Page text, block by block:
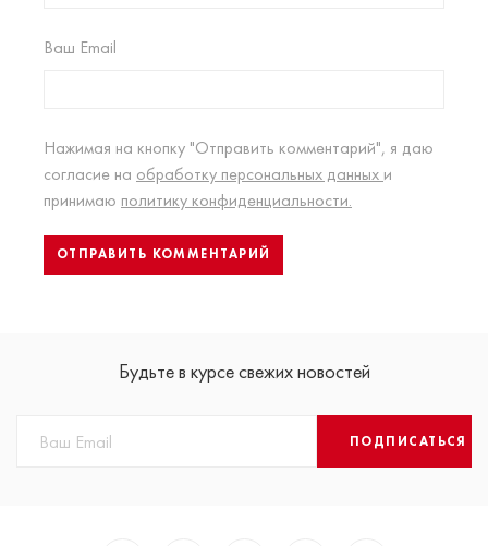
Ваш Email
Нажимая на кнопку "Отправить комментарий", я даю
согласие на обработку персональных данных и
принимаю политику конфиденциальности.
Будьте в курсе свежих новостей
ПОДПИСАТЬСЯ